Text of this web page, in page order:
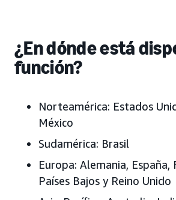
¿En dónde está
función?
Norteamérica: Estados
México
Sudamérica: Brasil
Europa: Alemania, España,
Países Bajos y Reino Unido